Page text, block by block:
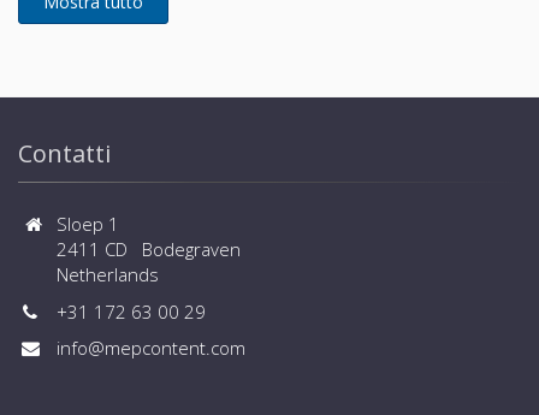
Contatti
Sloep 1
2411 CD Bodegraven
Netherlands
+31 172 63 00 29
info@mepcontent.com